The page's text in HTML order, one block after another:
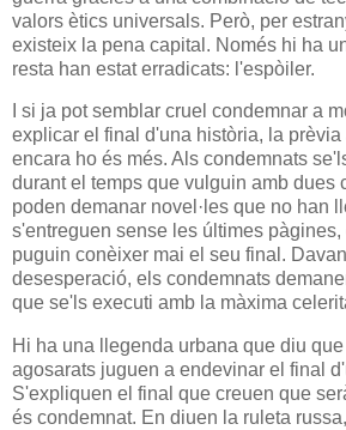
valors ètics universals. Però, per
existeix la pena capital. Només hi ha
resta han estat erradicats: l'espòiler.
I si ja pot semblar cruel condemnar a
explicar el final d'una història, la
encara ho és més. Als condemnats
durant el temps que vulguin amb dues
poden demanar novel·les que no han
s'entreguen sense les últimes
puguin conèixer mai el seu final.
desesperació, els condemnats
que se'ls executi amb la màxima
Hi ha una llegenda urbana que diu
agosarats juguen a endevinar el final
S'expliquen el final que creuen que
és condemnat. En diuen la ruleta